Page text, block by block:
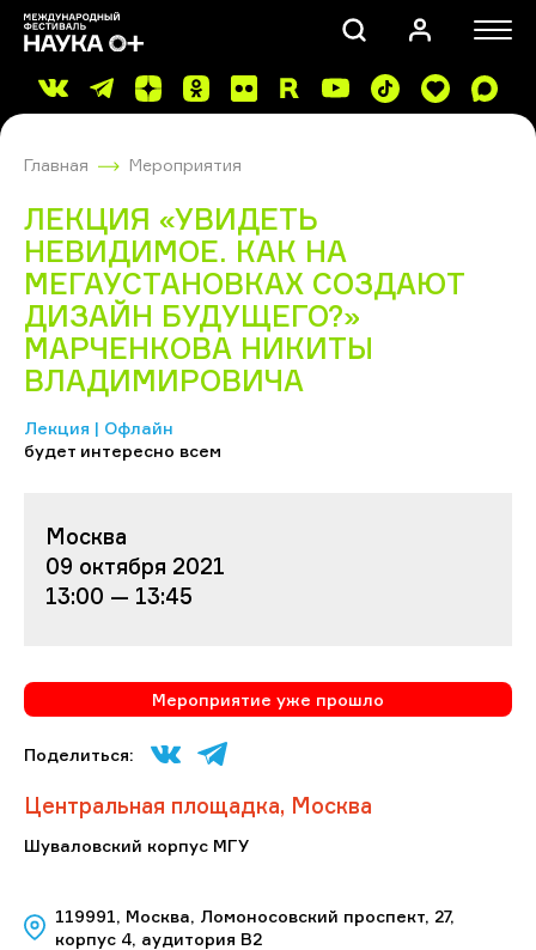
ПОИСК
Главная Мероприятия
ЛЕКЦИЯ «УВИДЕТЬ
НЕВИДИМОЕ. КАК НА
МЕГАУСТАНОВКАХ СОЗДАЮТ
ДИЗАЙН БУДУЩЕГО?»
МАРЧЕНКОВА НИКИТЫ
ВЛАДИМИРОВИЧА
Лекция | Офлайн
будет интересно всем
Москва
09 октября 2021
13:00 — 13:45
Мероприятие уже прошло
Поделиться:
Центральная площадка, Москва
Шуваловский корпус МГУ
119991, Москва, Ломоносовский проспект, 27,
корпус 4, аудитория В2